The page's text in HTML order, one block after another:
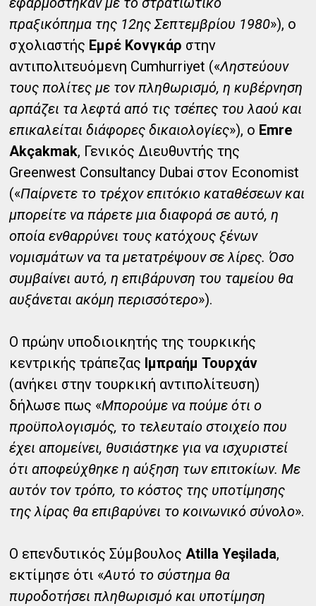
πραξικόπημα της 12ης Σεπτεμβρίου 1980»), ο
σχολιαστής Εμρέ Κονγκάρ στην
αντιπολιτευόμενη Cumhurriyet («Ληστεύουν
τους πολίτες με τον πληθωρισμό, η κυβέρνηση
αρπάζει τα λεφτά από τις τσέπες του λαού και
επικαλείται διάφορες δικαιολογίες»), ο Emre
Akçakmak, Γενικός Διευθυντής της
Greenwest Consultancy Dubai στον Economist
(«Παίρνετε το τρέχον επιτόκιο καταθέσεων και
μπορείτε να πάρετε μια διαφορά σε αυτό, η
οποία ενθαρρύνει τους κατόχους ξένων
νομισμάτων να τα μετατρέψουν σε λίρες. Όσο
συμβαίνει αυτό, η επιβάρυνση του ταμείου θα
αυξάνεται ακόμη περισσότερο»).
Ο πρώην υποδιοικητής της τουρκικής
κεντρικής τράπεζας Ιμπραήμ Τουρχάν
(ανήκει στην τουρκική αντιπολίτευση)
δήλωσε πως «Μπορούμε να πούμε ότι ο
προϋπολογισμός, το τελευταίο στοιχείο που
έχει απομείνει, θυσιάστηκε για να ισχυριστεί
ότι αποφεύχθηκε η αύξηση των επιτοκίων. Με
αυτόν τον τρόπο, το κόστος της υποτίμησης
της λίρας θα επιβαρύνει το κοινωνικό σύνολο».
Ο επενδυτικός ΣύμβουλοςAtilla Yeşilada,
εκτίμησε ότι «Αυτό το σύστημα θα
πυροδοτήσει πληθωρισμό και υποτίμηση